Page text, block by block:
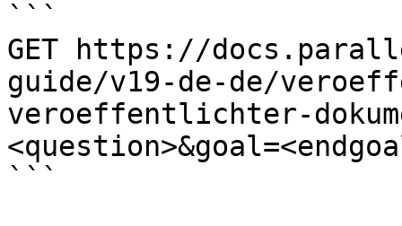
```
GET https://
guide/v19-de-de/
veroeffentlichter-
```